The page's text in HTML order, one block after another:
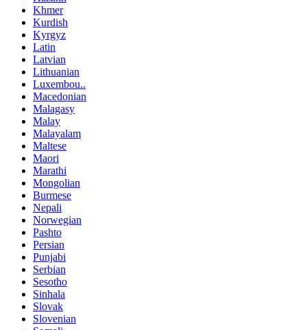
Khmer
Kurdish
Kyrgyz
Latin
Latvian
Lithuanian
Luxembou..
Macedonian
Malagasy
Malay
Malayalam
Maltese
Maori
Marathi
Mongolian
Burmese
Nepali
Norwegian
Pashto
Persian
Punjabi
Serbian
Sesotho
Sinhala
Slovak
Slovenian